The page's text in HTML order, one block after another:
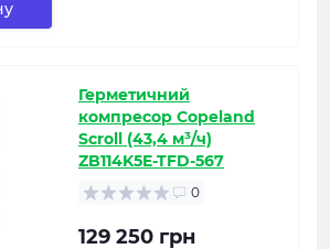
Герметичний
компресор Copeland
Scroll (43,4 м³/ч)
ZB114K5E-TFD-567
0
129 250 грн